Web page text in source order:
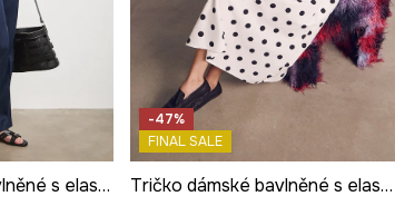
Tričko dámské bavlněné s elastanem z kolekce Kit Mizeres x Medicine
-47%
FINAL SALE
Tričko dámské bavlněné s elastanem z kolekce Kit Mizeres x Medicine